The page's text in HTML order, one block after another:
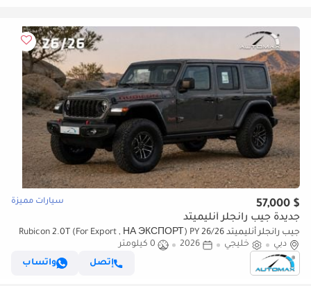
$ 57,000 سيارات مميزة
جديدة جيب رانجلر أنليميتد
جيب رانجلر أنليميتد Rubicon 2.0T (For Export , НА ЭКСПОРТ) PY 26/26
XTREME 4x4 GCC Без пробега
دبي خليجي 2026
0 كيلومتر
إتصل
واتساب